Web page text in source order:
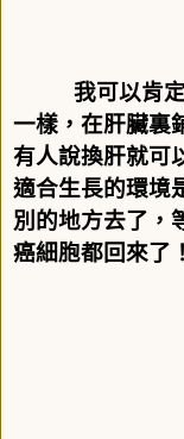
我可以肯
一樣，在肝臟裏
有人說換肝就可
適合生長的環境
別的地方去了，
癌細胞都回來了